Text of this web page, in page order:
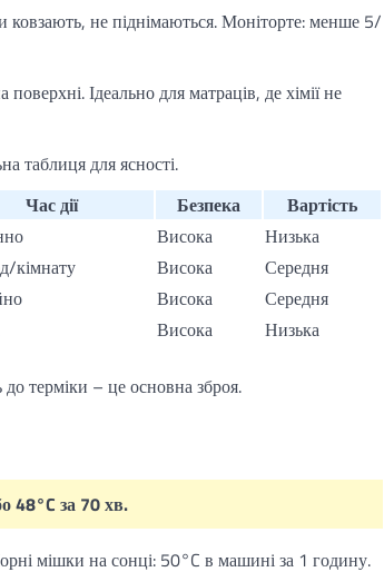
ковзають, не піднімаються. Моніторте: менше 5/
Ідеально для матраців, де хімії не
таблиця для ясності.
Час дії Безпека
Вартість
Висока
Низька
кімнату Висока
Середня
Висока
Середня
Висока Низька
до терміки – це основна зброя.
48°C за 70 хв.
мішки на сонці: 50°C в машині за 1 годину.